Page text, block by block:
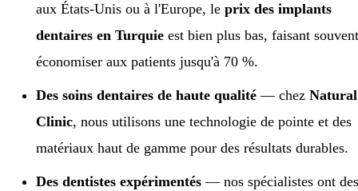
aux États-Unis ou à l'Europe, leprix des implants
dentaires en Turquie est bien plus bas, faisant
économiser aux patients jusqu'à 70 %.
Des soins dentaires de haute qualité — chezNatural
Clinic, nous utilisons une technologie de pointe et des
matériaux haut de gamme pour des résultats durables.
Des dentistes expérimentés — nos spécialistes ont